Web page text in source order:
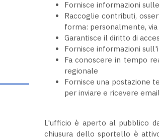
Fornisce informazioni
Raccoglie contributi,
forma: personalmente,
Garantisce il diritto di
Fornisce informazioni
Fa conoscere in tempo
regionale
Fornisce una postazione
per inviare e ricevere
L'ufficio è aperto al pubblico
chiusura dello sportello è